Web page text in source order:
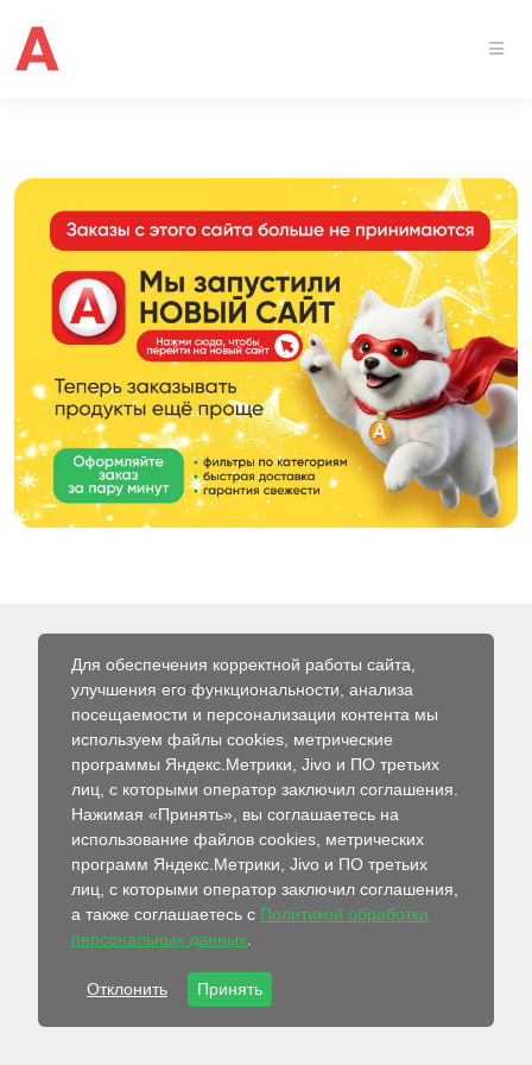
© 2026 Интернет-магазин Абсолют
Для обеспечения корректной работы сайта,
улучшения его функциональности, анализа
посещаемости и персонализации контента мы
используем файлы cookies, метрические
программы Яндекс.Метрики, Jivo и ПО третьих
лиц, с которыми оператор заключил соглашения.
Нажимая «Принять», вы соглашаетесь на
использование файлов cookies, метрических
программ Яндекс.Метрики, Jivo и ПО третьих
лиц, с которыми оператор заключил соглашения,
а также соглашаетесь с Политикой обработки
персональных данных
Отклонить Принять